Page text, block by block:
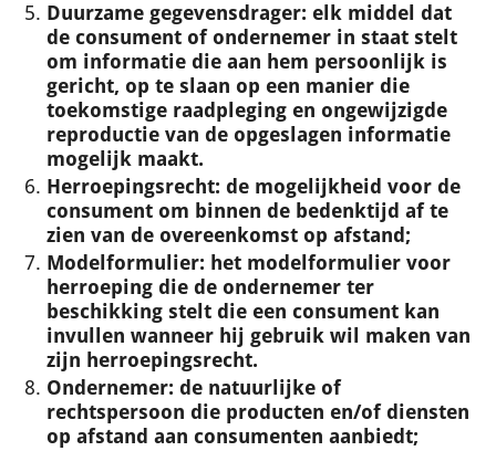
Duurzame gegevensdrager: elk middel dat
de consument of ondernemer in staat stelt
om informatie die aan hem persoonlijk is
gericht, op te slaan op een manier die
toekomstige raadpleging en ongewijzigde
reproductie van de opgeslagen informatie
mogelijk maakt.
Herroepingsrecht: de mogelijkheid voor de
consument om binnen de bedenktijd af te
zien van de overeenkomst op afstand;
Modelformulier: het modelformulier voor
herroeping die de ondernemer ter
beschikking stelt die een consument kan
invullen wanneer hij gebruik wil maken van
zijn herroepingsrecht.
Ondernemer: de natuurlijke of
rechtspersoon die producten en/of diensten
op afstand aan consumenten aanbiedt;